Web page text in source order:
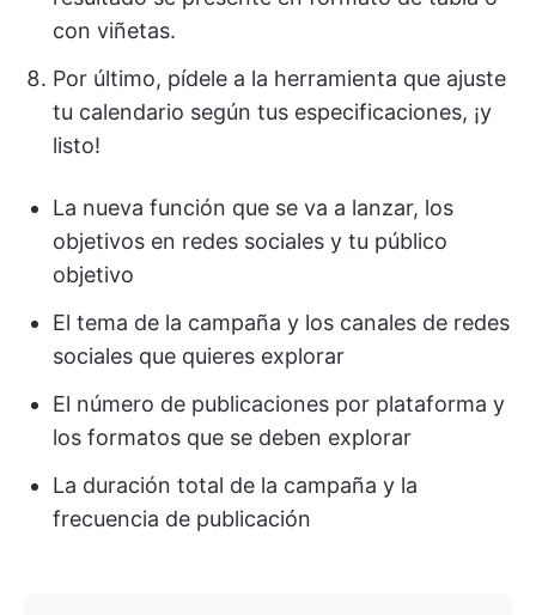
con viñetas.
Por último, pídele a la herramienta que ajuste
tu calendario según tus especificaciones, ¡y
listo!
La nueva función que se va a lanzar, los
objetivos en redes sociales y tu público
objetivo
El tema de la campaña y los canales de redes
sociales que quieres explorar
El número de publicaciones por plataforma y
los formatos que se deben explorar
La duración total de la campaña y la
frecuencia de publicación